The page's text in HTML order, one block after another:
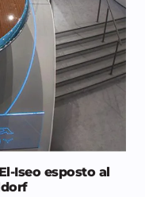
Iseo esposto al